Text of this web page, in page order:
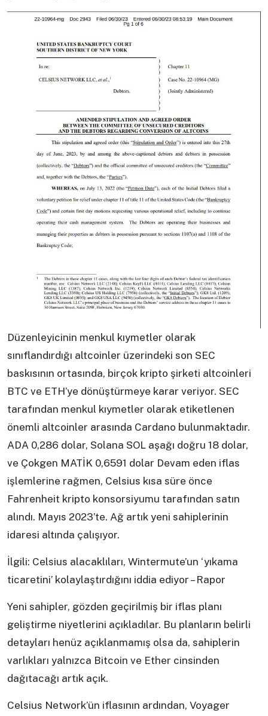
Düzenleyicinin menkul kıymetler olarak
sınıflandırdığı altcoinler üzerindeki son SEC
baskısının ortasında, birçok kripto şirketi altcoinleri
BTC ve ETH’ye dönüştürmeye karar veriyor. SEC
tarafından menkul kıymetler olarak etiketlenen
önemli altcoinler arasında Cardano bulunmaktadır.
ADA 0,286 dolar, Solana SOL aşağı doğru 18 dolar,
ve Çokgen MATİK 0,6591 dolar Devam eden iflas
işlemlerine rağmen, Celsius kısa süre önce
Fahrenheit kripto konsorsiyumu tarafından satın
alındı. Mayıs 2023’te. Ağ artık yeni sahiplerinin
idaresi altında çalışıyor.
İlgili: Celsius alacaklıları, Wintermute’un ‘yıkama
ticaretini’ kolaylaştırdığını iddia ediyor – Rapor
Yeni sahipler, gözden geçirilmiş bir iflas planı
geliştirme niyetlerini açıkladılar. Bu planların belirli
detayları henüz açıklanmamış olsa da, sahiplerin
varlıkları yalnızca Bitcoin ve Ether cinsinden
dağıtacağı artık açık.
Celsius Network’ün iflasının ardından, Voyager